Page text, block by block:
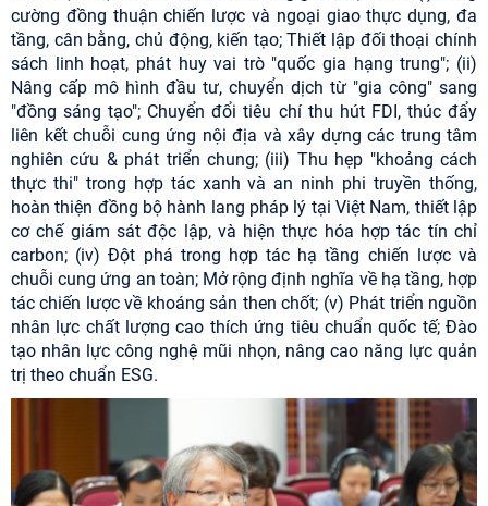
cường đồng thuận chiến lược và ngoại giao thực dụng, đa
tầng, cân bằng, chủ động, kiến tạo; Thiết lập đối thoại chính
sách linh hoạt, phát huy vai trò "quốc gia hạng trung"; (ii)
Nâng cấp mô hình đầu tư, chuyển dịch từ "gia công" sang
"đồng sáng tạo"; Chuyển đổi tiêu chí thu hút FDI, thúc đẩy
liên kết chuỗi cung ứng nội địa và xây dựng các trung tâm
nghiên cứu & phát triển chung; (iii) Thu hẹp "khoảng cách
thực thi" trong hợp tác xanh và an ninh phi truyền thống,
hoàn thiện đồng bộ hành lang pháp lý tại Việt Nam, thiết lập
cơ chế giám sát độc lập, và hiện thực hóa hợp tác tín chỉ
carbon; (iv) Đột phá trong hợp tác hạ tầng chiến lược và
chuỗi cung ứng an toàn; Mở rộng định nghĩa về hạ tầng, hợp
tác chiến lược về khoáng sản then chốt; (v) Phát triển nguồn
nhân lực chất lượng cao thích ứng tiêu chuẩn quốc tế; Đào
tạo nhân lực công nghệ mũi nhọn, nâng cao năng lực quản
trị theo chuẩn ESG.